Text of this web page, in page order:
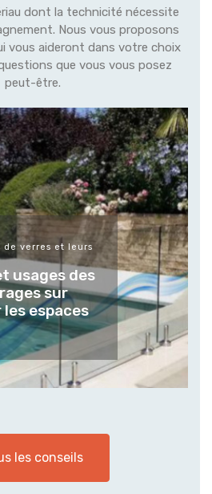
dont la technicité nécessite
Nous vous proposons
vous aideront dans votre choix
que vous vous posez
peut-être.
verres et leurs
usages des
sur
espaces
les conseils